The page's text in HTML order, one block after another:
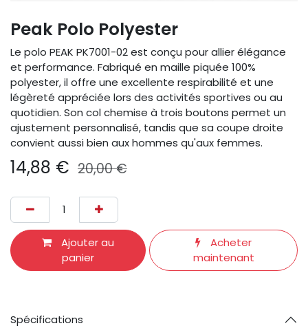
Peak Polo Polyester
Le polo PEAK PK7001-02 est conçu pour allier élégance
et performance. Fabriqué en maille piquée 100%
polyester, il offre une excellente respirabilité et une
légèreté appréciée lors des activités sportives ou au
quotidien. Son col chemise à trois boutons permet un
ajustement personnalisé, tandis que sa coupe droite
convient aussi bien aux hommes qu'aux femmes.
14,88 € 20,00€
Ajouter au
panier
Acheter
maintenant
Spécifications